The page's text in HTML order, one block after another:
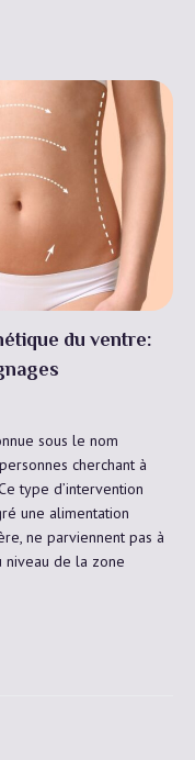
du ventre:
sous le nom
cherchant à
type d’intervention
une alimentation
ne parviennent pas à
niveau de la zone